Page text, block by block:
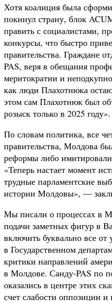
Хотя коалиция была
покинул страну, блок
править с социалистами,
конкурсы, что быстро
правительства. Граждане
PAS, веря в обещания
меритократии и
как люди Плахотнюка
этом сам Плахотнюк был
розыск только в 2025 году».
По словам политика, все
правительства, Молдова
реформы либо
«Теперь настает момент
трудные парламентские
истории Молдовы», —
Мы писали о процессах в
подачи заметных фигур в
включить буквально все
в Государственном
критики направлений
в Молдове. Санду-PAS по
оказались в центре этих
счет слабости оппозиции